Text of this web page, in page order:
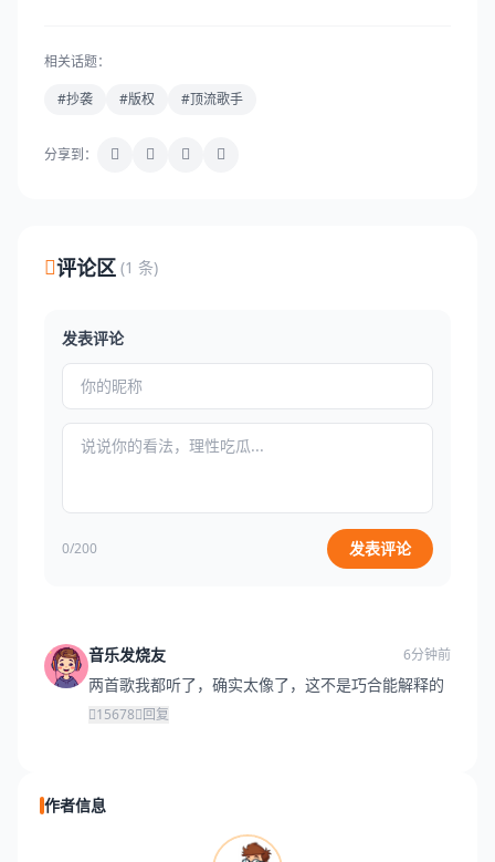
相关话题：
#抄袭
#版权 #顶流歌手
分享到：
评论区 (1 条)
发表评论
0/200 发表评论
音乐发烧友 6分钟前
两首歌我都听了，确实太像了，这不是巧合能解释的
15678 回复
作者信息